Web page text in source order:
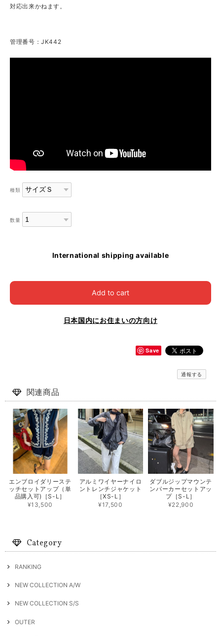
対応出来かねます。
管理番号：JK442
種類
数量
International shipping available
Add to cart
日本国内にお住まいの方向け
Save
通報する
関連商品
エンブロイダリーステ
ッチセットアップ（単
品購入可)［S-L］
¥13,500
アルミワイヤーナイロ
ントレンチジャケット
［XS-L］
¥17,500
ダブルジップマウンテ
ンパーカーセットアッ
プ［S-L］
¥22,900
Category
RANKING
NEW COLLECTION A/W
NEW COLLECTION S/S
OUTER